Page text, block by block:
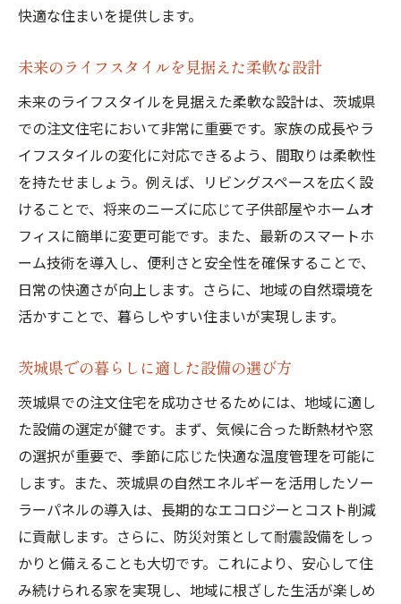
快適な住まいを提供します。
未来のライフスタイルを見据えた柔軟な設計
未来のライフスタイルを見据えた柔軟な設計は、茨城県
での注文住宅において非常に重要です。家族の成長やラ
イフスタイルの変化に対応できるよう、間取りは柔軟性
を持たせましょう。例えば、リビングスペースを広く設
けることで、将来のニーズに応じて子供部屋やホームオ
フィスに簡単に変更可能です。また、最新のスマートホ
ーム技術を導入し、便利さと安全性を確保することで、
日常の快適さが向上します。さらに、地域の自然環境を
活かすことで、暮らしやすい住まいが実現します。
茨城県での暮らしに適した設備の選び方
茨城県での注文住宅を成功させるためには、地域に適し
た設備の選定が鍵です。まず、気候に合った断熱材や窓
の選択が重要で、季節に応じた快適な温度管理を可能に
します。また、茨城県の自然エネルギーを活用したソー
ラーパネルの導入は、長期的なエコロジーとコスト削減
に貢献します。さらに、防災対策として耐震設備をしっ
かりと備えることも大切です。これにより、安心して住
み続けられる家を実現し、地域に根ざした生活が楽しめ